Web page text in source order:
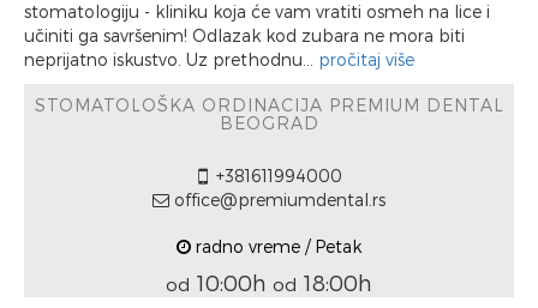
stomatologiju - kliniku koja će vam vratiti osmeh na lice i
učiniti ga savršenim! Odlazak kod zubara ne mora biti
neprijatno iskustvo. Uz prethodnu... pročitaj više
STOMATOLOŠKA ORDINACIJA PREMIUM DENTAL
BEOGRAD
+381611994000
office@premiumdental.rs
radno vreme / Petak
od 10:00h od 18:00h